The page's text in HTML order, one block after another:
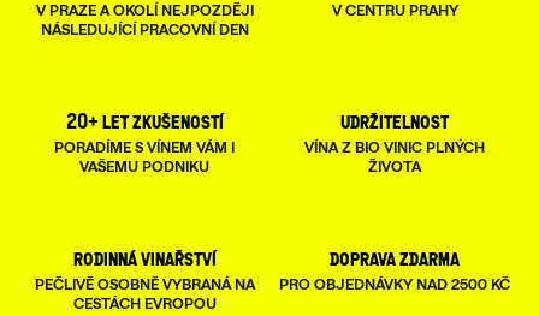
V PRAZE A OKOLÍ NEJPOZDĚJI
NÁSLEDUJÍCÍ PRACOVNÍ DEN
V CENTRU PRAHY
20+ let zkušeností
PORADÍME S VÍNEM VÁM I
VAŠEMU PODNIKU
udržitelnost
VÍNA Z BIO VINIC PLNÝCH
ŽIVOTA
rodinná vinařství
PEČLIVĚ OSOBNĚ VYBRANÁ NA
CESTÁCH EVROPOU
doprava zdarma
PRO OBJEDNÁVKY NAD 2500 KČ